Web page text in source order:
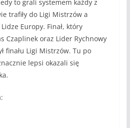
to grali systemem każdy z
trafiły do Ligi Mistrzów a
Europy. Finał, który
Czaplinek oraz Lider Rychnowy
finału Ligi Mistrzów. Tu po
lepsi okazali się